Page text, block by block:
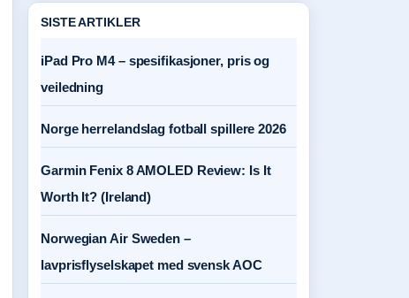
SISTE ARTIKLER
iPad Pro M4 – spesifikasjoner, pris og
veiledning
Norge herrelandslag fotball spillere 2026
Garmin Fenix 8 AMOLED Review: Is It
Worth It? (Ireland)
Norwegian Air Sweden –
lavprisflyselskapet med svensk AOC